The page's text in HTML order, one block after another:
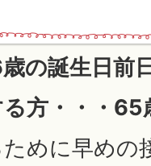
の誕生日前
方・・・65
めに早めの